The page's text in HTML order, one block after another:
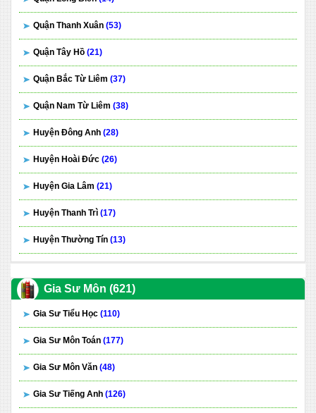
Quận Thanh Xuân (53)
Quận Tây Hồ (21)
Quận Bắc Từ Liêm (37)
Quận Nam Từ Liêm (38)
Huyện Đông Anh (28)
Huyện Hoài Đức (26)
Huyện Gia Lâm (21)
Huyện Thanh Trì (17)
Huyện Thường Tín (13)
Gia Sư Môn (621)
Gia Sư Tiểu Học (110)
Gia Sư Môn Toán (177)
Gia Sư Môn Văn (48)
Gia Sư Tiếng Anh (126)